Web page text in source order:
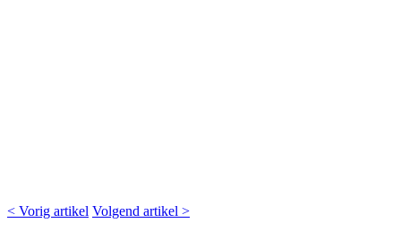
< Vorig artikel Volgend artikel >